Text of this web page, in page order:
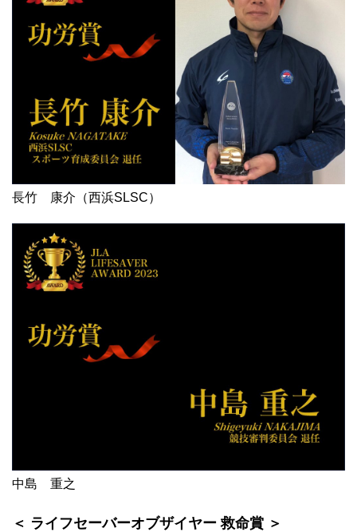
長竹 康介（西浜SLSC）
中島 重之
＜ ライフセーバーオブザイヤー 救命賞 ＞